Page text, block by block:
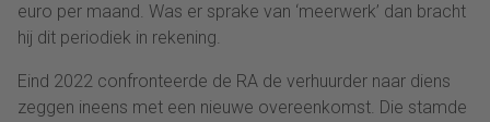
euro per maand. Was er sprake van ‘meerwerk’ dan bracht
hij dit periodiek in rekening.
Eind 2022 confronteerde de RA de verhuurder naar diens
zeggen ineens met een nieuwe overeenkomst. Die stamde